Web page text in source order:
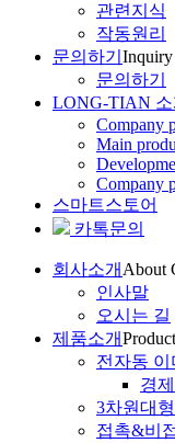
관련지식
작동원리
문의하기 Inquiry
문의하기
LONG-TIAN 소
Company
Main
Company
스마트스토어
카톡문의
회사소개 About
인사말
오시는 길
제품소개
전자동
경
3차원대
접촉&비